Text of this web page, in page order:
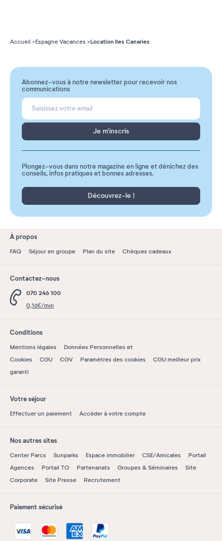
Accueil Espagne Vacances Location Iles Canaries
Abonnez-vous à notre newsletter pour recevoir nos
communications
Je m'inscris
Plongez-vous dans notre magazine en ligne et dénichez des
conseils, infos pratiques et bonnes adresses.
Découvrez-le !
À propos
FAQ Séjour en groupe Plan du site Chèques cadeaux
Contactez-nous
070 246 100
0,16€/min
Conditions
Mentions légales
Données Personnelles et
Cookies
CGU CGV Paramètres des cookies
CGU meilleur prix
garanti
Votre séjour
Effectuer un paiement Accéder à votre compte
Nos autres sites
Center Parcs Sunparks Espace immobilier CSE/Amicales
Portail
Agences
Portail TO Partenariats Groupes & Séminaires
Site
Corporate
Site Presse Recrutement
Paiement sécurisé